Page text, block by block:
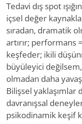
Tedavi dış spot
içsel değer
sıradan, dramatik
artırır; performans
keşfeder; ikili
büyüleyici
olmadan daha
Bilişsel yaklaşımlar
davranışsal
psikodinamik keşif